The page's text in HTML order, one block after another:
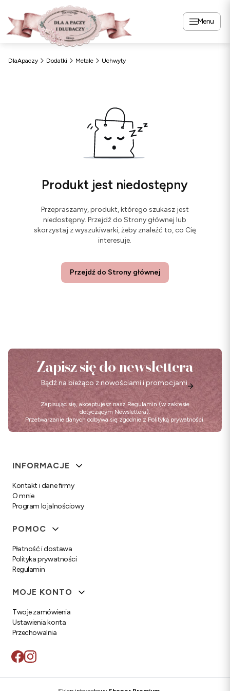
Menu
DlaApaczy Dodatki Metale Uchwyty
Produkt jest niedostępny
Przepraszamy, produkt, którego szukasz jest
niedostępny. Przejdź do Strony głównej lub
skorzystaj z wyszukiwarki, żeby znaleźć to, co Cię
interesuje.
Przejdź do Strony głównej
Zapisz się do newslettera
Bądź na bieżąco z nowościami i promocjami.
Zapisując się, akceptujesz nasz Regulamin (w zakresie
dotyczącym Newslettera).
Przetwarzanie danych odbywa się zgodnie z Polityką prywatności.
Linki w stopce
INFORMACJE
Kontakt i dane firmy
O mnie
Program lojalnościowy
POMOC
Płatność i dostawa
Polityka prywatności
Regulamin
MOJE KONTO
Twoje zamówienia
Ustawienia konta
Przechowalnia